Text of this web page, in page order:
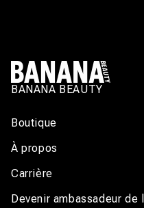
BANANA BEAUTY
Boutique
À propos
Carrière
Devenir ambassadeur de